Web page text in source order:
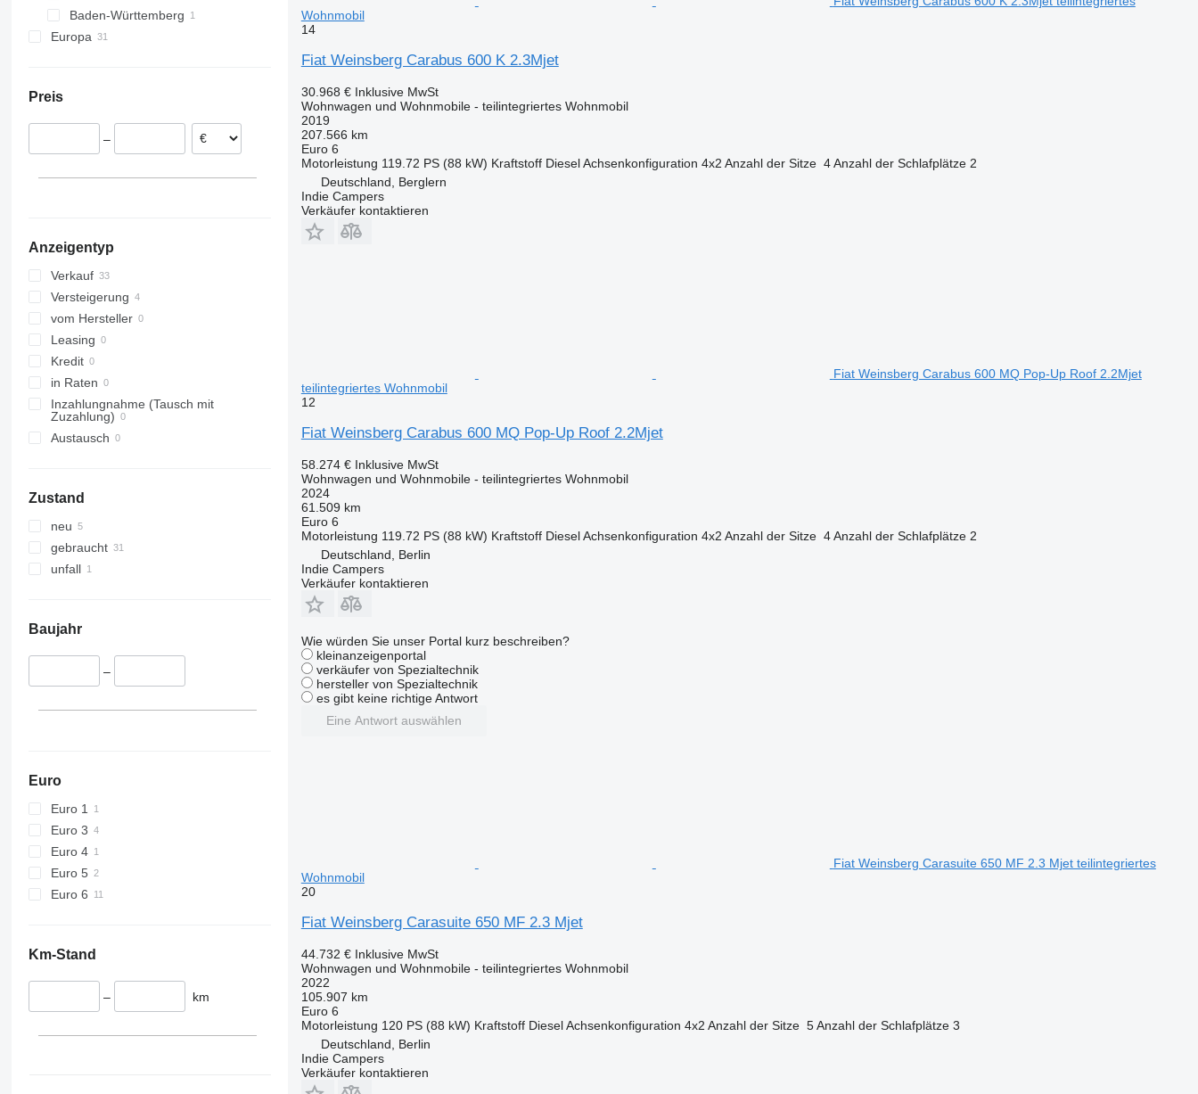
Eschenburg
Baden-Württemberg
Stutensee
Europa
Polen
Belgien
Preis
–
Anzeigentyp
Verkauf
Versteigerung
vom Hersteller
Leasing
Kredit
in Raten
Inzahlungnahme (Tausch mit
Zuzahlung)
Austausch
Zustand
neu
gebraucht
unfall
Baujahr
–
Euro
Euro 1
Euro 3
Euro 4
Euro 5
Euro 6
Km-Stand
– km
Wohnmobil
14
Fiat Weinsberg Carabus 600 K 2.3Mjet
30.968 € Inklusive MwSt
Wohnwagen und Wohnmobile - teilintegriertes Wohnmobil
2019
207.566 km
Euro 6
Motorleistung 119.72 PS (88 kW) Kraftstoff Diesel Achsenkonfiguration 4x2 Anzahl der Sitze 4 Anzahl der Schlafplätze 2
Deutschland, Berglern
Indie Campers
Verkäufer kontaktieren
Fiat Weinsberg Carabus 600 MQ Pop-Up Roof 2.2Mjet
teilintegriertes Wohnmobil
12
Fiat Weinsberg Carabus 600 MQ Pop-Up Roof 2.2Mjet
58.274 € Inklusive MwSt
Wohnwagen und Wohnmobile - teilintegriertes Wohnmobil
2024
61.509 km
Euro 6
Motorleistung 119.72 PS (88 kW) Kraftstoff Diesel Achsenkonfiguration 4x2 Anzahl der Sitze 4 Anzahl der Schlafplätze 2
Deutschland, Berlin
Indie Campers
Verkäufer kontaktieren
Wie würden Sie unser Portal kurz beschreiben?
kleinanzeigenportal
verkäufer von Spezialtechnik
hersteller von Spezialtechnik
es gibt keine richtige Antwort
Eine Antwort auswählen
Fiat Weinsberg Carasuite 650 MF 2.3 Mjet teilintegriertes
Wohnmobil
20
Fiat Weinsberg Carasuite 650 MF 2.3 Mjet
44.732 € Inklusive MwSt
Wohnwagen und Wohnmobile - teilintegriertes Wohnmobil
2022
105.907 km
Euro 6
Motorleistung 120 PS (88 kW) Kraftstoff Diesel Achsenkonfiguration 4x2 Anzahl der Sitze 5 Anzahl der Schlafplätze 3
Deutschland, Berlin
Indie Campers
Verkäufer kontaktieren